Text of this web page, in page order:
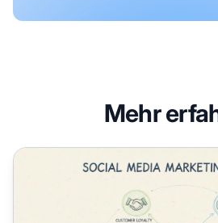
Mehr
Warum ist Social Media Marketing